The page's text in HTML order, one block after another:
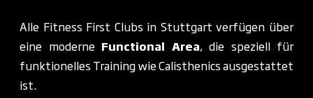
Alle Fitness First Clubs in Stuttgart verfügen über
eine moderne Functional Area, die speziell für
funktionelles Training wie Calisthenics ausgestattet
ist.